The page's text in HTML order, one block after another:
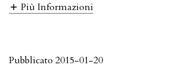
Più Informazioni
Pubblicato 2015-01-20